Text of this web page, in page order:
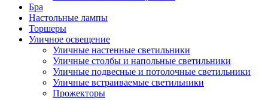
Бра
Настольные лампы
Торшеры
Уличное освещение
Уличные настенные светильники
Уличные столбы и напольные светильники
Уличные подвесные и потолочные светильники
Уличные встраиваемые светильники
Прожекторы